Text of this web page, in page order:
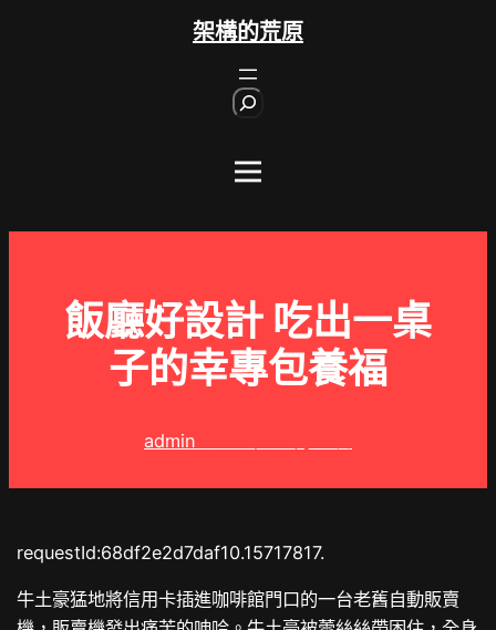
架構的荒原
飯廳好設計 吃出一桌
子的幸專包養福
admin
requestId:68df2e2d7daf10.15717817.
牛土豪猛地將信用卡插進咖啡館門口的一台老舊自動販賣